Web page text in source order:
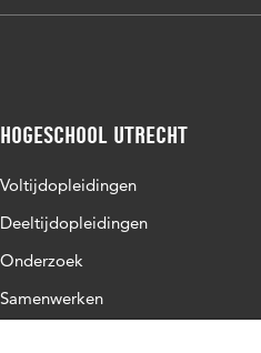
Hogeschool Utrecht
Voltijdopleidingen
Deeltijdopleidingen
Onderzoek
Samenwerken